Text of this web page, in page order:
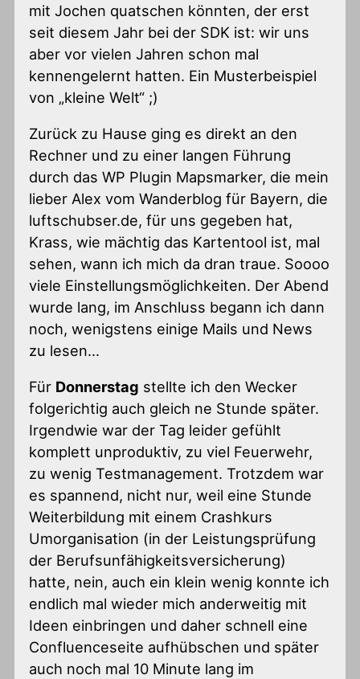
mit Jochen quatschen könnten, der erst
seit diesem Jahr bei der SDK ist: wir uns
aber vor vielen Jahren schon mal
kennengelernt hatten. Ein Musterbeispiel
von „kleine Welt“ ;)
Zurück zu Hause ging es direkt an den
Rechner und zu einer langen Führung
durch das WP Plugin Mapsmarker, die mein
lieber Alex vom Wanderblog für Bayern, die
luftschubser.de, für uns gegeben hat,
Krass, wie mächtig das Kartentool ist, mal
sehen, wann ich mich da dran traue. Soooo
viele Einstellungsmöglichkeiten. Der Abend
wurde lang, im Anschluss begann ich dann
noch, wenigstens einige Mails und News
zu lesen…
Für Donnerstag stellte ich den Wecker
folgerichtig auch gleich ne Stunde später.
Irgendwie war der Tag leider gefühlt
komplett unproduktiv, zu viel Feuerwehr,
zu wenig Testmanagement. Trotzdem war
es spannend, nicht nur, weil eine Stunde
Weiterbildung mit einem Crashkurs
Umorganisation (in der Leistungsprüfung
der Berufsunfähigkeitsversicherung)
hatte, nein, auch ein klein wenig konnte ich
endlich mal wieder mich anderweitig mit
Ideen einbringen und daher schnell eine
Confluenceseite aufhübschen und später
auch noch mal 10 Minute lang im